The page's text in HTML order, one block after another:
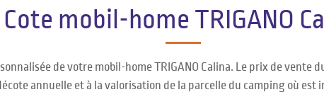
Cote mobil-home TRIGANO
de votre mobil-home TRIGANO Calina. Le prix de vente
annuelle et à la valorisation de la parcelle du camping où est